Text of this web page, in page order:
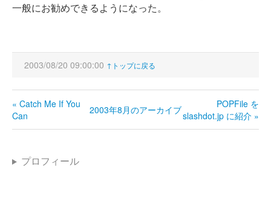
一般にお勧めできるようになった。
2003/08/20 09:00:00 ↑トップに戻る
« Catch Me If You
Can
2003年8月のアーカイブ
POPFile を
slashdot.jp に紹介 »
プロフィール